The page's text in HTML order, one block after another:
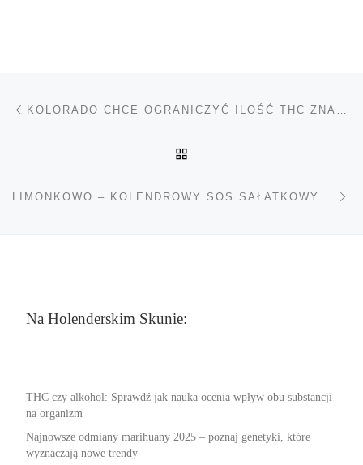
Nawigacja wpisu
Na Holenderskim Skunie:
THC czy alkohol: Sprawdź jak nauka ocenia wpływ obu substancji
na organizm
Najnowsze odmiany marihuany 2025 – poznaj genetyki, które
wyznaczają nowe trendy